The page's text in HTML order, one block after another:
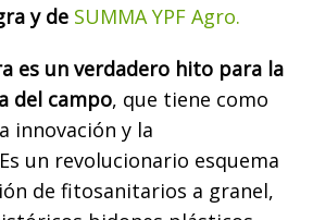
y de SUMMA YPF Agro.
es un verdadero hito para la
del campo, que tiene como
innovación y la
un revolucionario esquema
de fitosanitarios a granel,